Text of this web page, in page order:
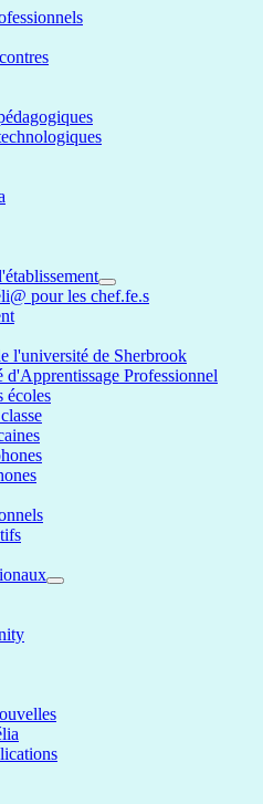
pour les chef.fe.s
l'université de Sherbrook
d'Apprentissage Professionnel
écoles